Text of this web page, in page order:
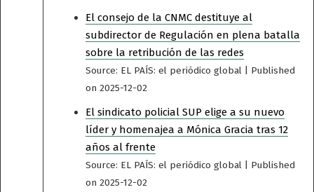
El consejo de la CNMC destituye al
subdirector de Regulación en plena batalla
sobre la retribución de las redes
Source: EL PAÍS: el periódico global
Published
on 2025-12-02
El sindicato policial SUP elige a su nuevo
líder y homenajea a Mónica Gracia tras 12
años al frente
Source: EL PAÍS: el periódico global
Published
on 2025-12-02